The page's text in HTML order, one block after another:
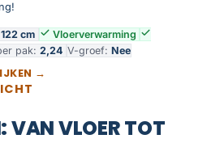
cm
Vloerverwarming
pak: 2,24 V-groef: Nee
→
VAN VLOER TOT